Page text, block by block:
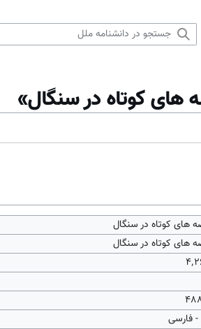
های کوتاه در سنگال»
های کوتاه در سنگال
های کوتاه در سنگال